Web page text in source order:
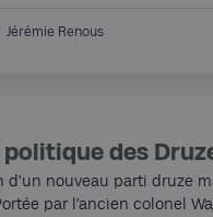
Jérémie Renous
politique des
d’un nouveau parti druze
par l’ancien colonel